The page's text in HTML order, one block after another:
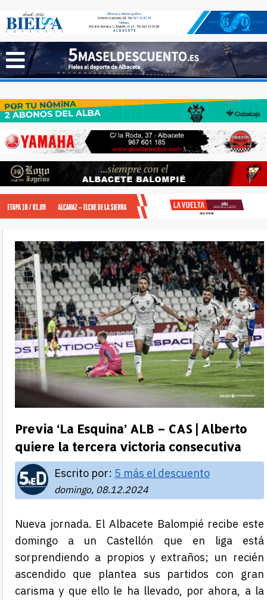
Previa ‘La Esquina’ ALB – CAS | Alberto
quiere la tercera victoria consecutiva
Escrito por: 5 más el descuento
domingo, 08.12.2024
Nueva jornada. El Albacete Balompié recibe este
domingo a un Castellón que en liga está
sorprendiendo a propios y extraños; un recién
ascendido que plantea sus partidos con gran
carisma y que ello le ha llevado, por ahora, a la